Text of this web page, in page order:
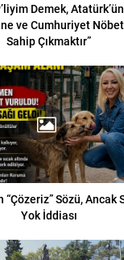
Demek, Atatürk’ün
ve Cumhuriyet
Sahip Çıkmaktır”
“Çözeriz” Sözü, Ancak
Yok İddiası